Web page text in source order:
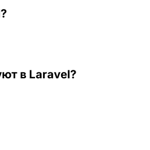
в Laravel?